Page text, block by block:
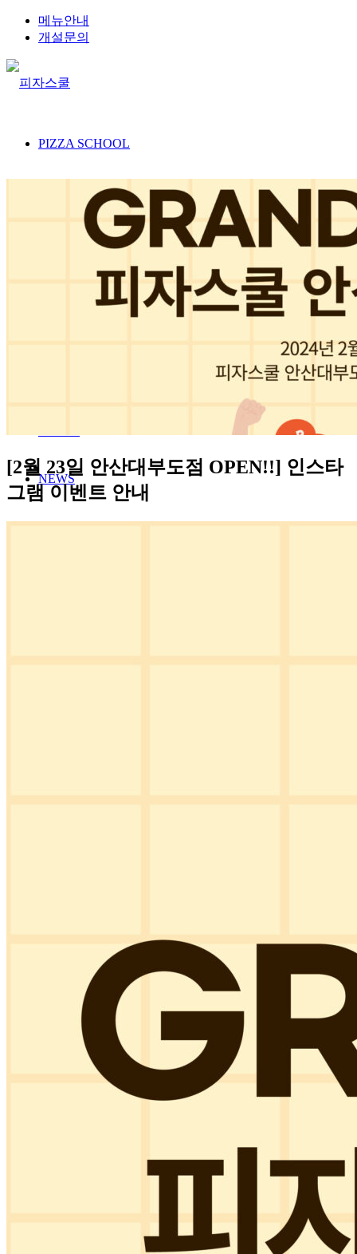
메뉴안내
개설문의
PIZZA SCHOOL
NEWS
[2월 23일 안산대부도점 OPEN!!] 인스타
그램 이벤트 안내